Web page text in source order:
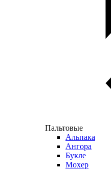
Пальтовые
Альпака
Ангора
Букле
Мохер